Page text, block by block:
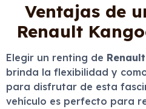
Ventajas de
Renault
Elegir un renting de
brinda la flexibilidad y
para disfrutar de esta
vehículo es perfecto para